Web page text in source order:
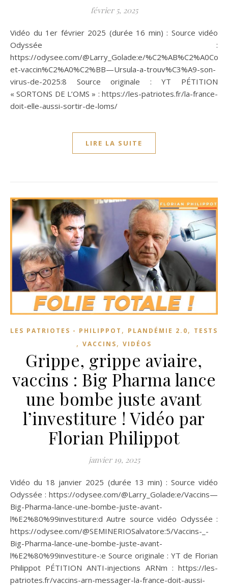
février 5, 2025
Vidéo du 1er février 2025 (durée 16 min) : Source vidéo
Odyssée :
https://odysee.com/@Larry_Golade:e/
et-vaccin%C2%A0%C2%BB—Ursula-a-trouv%C3%A9-son-
virus-de-2025:8 Source originale : YT PÉTITION
« SORTONS DE L’OMS » : https://les-patriotes.fr/la-france-
doit-elle-aussi-sortir-de-loms/
LIRE LA SUITE
LES PATRIOTES - PHILIPPOT , PLANDÉMIE 2.0, TESTS
, VACCINS, VIDÉOS
Grippe, grippe aviaire,
vaccins : Big Pharma lance
une bombe juste avant
l’investiture ! Vidéo par
Florian Philippot
janvier 19, 2025
Vidéo du 18 janvier 2025 (durée 13 min) : Source vidéo
Odyssée : https://odysee.com/@Larry_Golade:e/Vaccins—
Big-Pharma-lance-une-bombe-juste-avant-
l%E2%80%99investiture:d Autre source vidéo Odyssée :
https://odysee.com/@SEMINERIOSalvatore:5/Vaccins-_-
Big-Pharma-lance-une-bombe-juste-avant-
l%E2%80%99investiture-:e Source originale : YT de Florian
Philippot PÉTITION ANTI-injections ARNm : https://les-
patriotes.fr/vaccins-arn-messager-la-france-doit-aussi-